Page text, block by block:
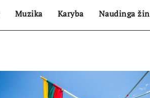
Muzika Karyba Naudinga